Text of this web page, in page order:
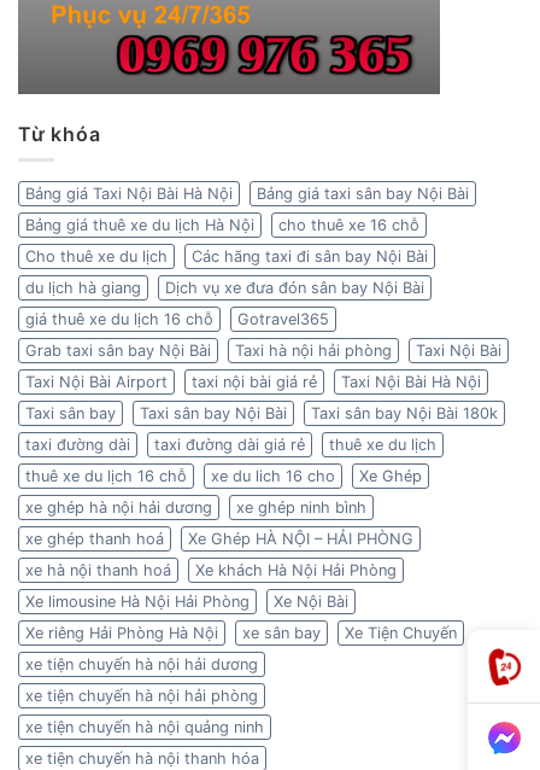
Từ khóa
Bảng giá Taxi Nội Bài Hà Nội
Bảng giá taxi sân bay Nội Bài
Bảng giá thuê xe du lịch Hà Nội
cho thuê xe 16 chỗ
Cho thuê xe du lịch
Các hãng taxi đi sân bay Nội Bài
du lịch hà giang
Dịch vụ xe đưa đón sân bay Nội Bài
giá thuê xe du lịch 16 chỗ
Gotravel365
Grab taxi sân bay Nội Bài
Taxi hà nội hải phòng
Taxi Nội Bài
Taxi Nội Bài Airport
taxi nội bài giá rẻ
Taxi Nội Bài Hà Nội
Taxi sân bay
Taxi sân bay Nội Bài
Taxi sân bay Nội Bài 180k
taxi đường dài
taxi đường dài giá rẻ
thuê xe du lịch
thuê xe du lịch 16 chỗ
xe du lich 16 cho
Xe Ghép
xe ghép hà nội hải dương
xe ghép ninh bình
xe ghép thanh hoá
Xe Ghép HÀ NỘI – HẢI PHÒNG
xe hà nội thanh hoá
Xe khách Hà Nội Hải Phòng
Xe limousine Hà Nội Hải Phòng
Xe Nội Bài
Xe riêng Hải Phòng Hà Nội
xe sân bay
Xe Tiện Chuyến
xe tiện chuyến hà nội hải dương
xe tiện chuyến hà nội hải phòng
xe tiện chuyến hà nội quảng ninh
xe tiện chuyến hà nội thanh hóa